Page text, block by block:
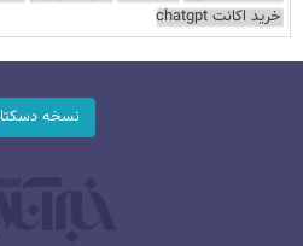
خرید اکانت chatgpt
نسخه